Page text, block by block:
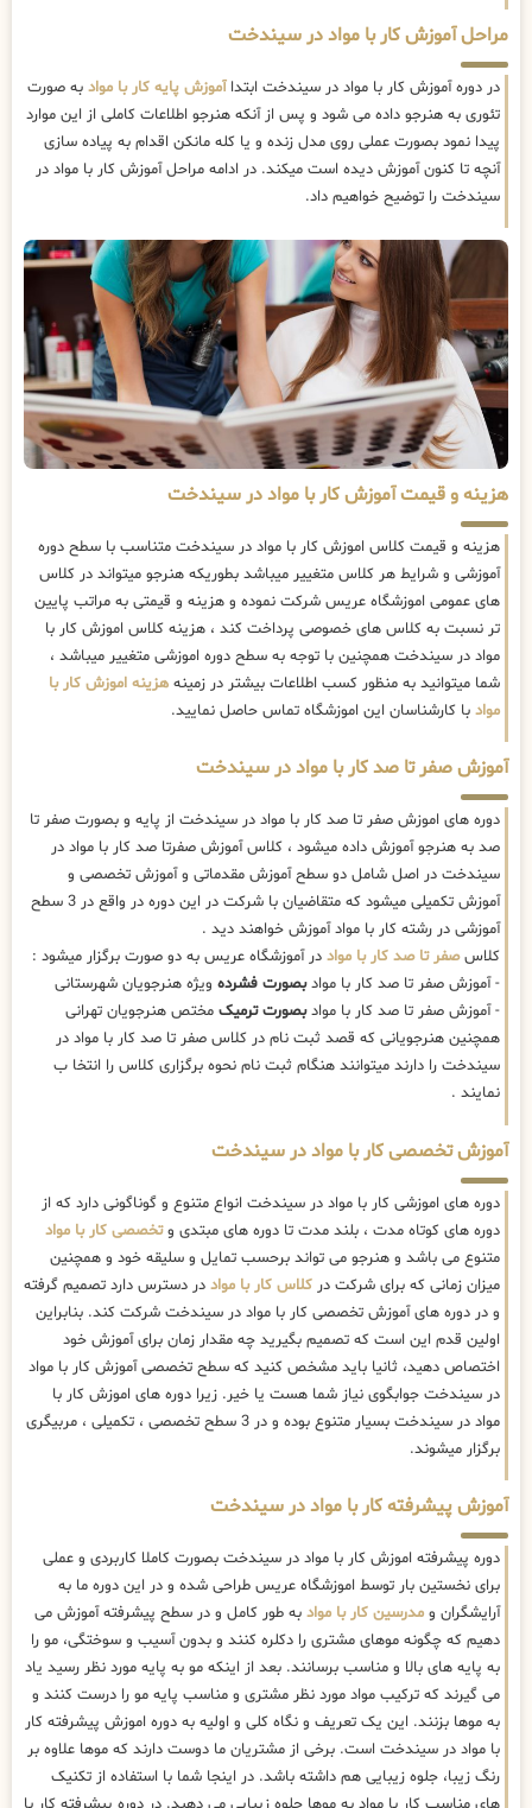
مراحل آموزش کار با مواد در سیندخت
در دوره آموزش کار با مواد در سیندخت ابتداآموزش پایه کار با مواد به صورت
تئوری به هنرجو داده می شود و پس از آنکه هنرجو اطلاعات کاملی از این موارد
پیدا نمود بصورت عملی روی مدل زنده و یا کله مانکن اقدام به پیاده سازی
آنچه تا کنون آموزش دیده است میکند. در ادامه مراحل آموزش کار با مواد در
سیندخت را توضیح خواهیم داد.
هزینه و قیمت آموزش کار با مواد در سیندخت
هزینه و قیمت کلاس اموزش کار با مواد در سیندخت متناسب با سطح دوره
آموزشی و شرایط هر کلاس متغییر میباشد بطوریکه هنرجو میتواند در کلاس
های عمومی اموزشگاه عریس شرکت نموده و هزینه و قیمتی به مراتب پایین
تر نسبت به کلاس های خصوصی پرداخت کند ، هزینه کلاس اموزش کار با
مواد در سیندخت همچنین با توجه به سطح دوره اموزشی متغییر میباشد ،
شما میتوانید به منظور کسب اطلاعات بیشتر در زمینه هزینه اموزش کار با
مواد با کارشناسان این اموزشگاه تماس حاصل نمایید.
آموزش صفر تا صد کار با مواد در سیندخت
دوره های اموزش صفر تا صد کار با مواد در سیندخت از پایه و بصورت صفر تا
صد به هنرجو آموزش داده میشود ، کلاس آموزش صفرتا صد کار با مواد در
سیندخت در اصل شامل دو سطح آموزش مقدماتی و آموزش تخصصی و
آموزش تکمیلی میشود که متقاضیان با شرکت در این دوره در واقع در 3 سطح
آموزشی در رشته کار با مواد آموزش خواهند دید .
کلاسصفر تا صد کار با مواد در آموزشگاه عریس به دو صورت برگزار میشود :
- آموزش صفر تا صد کار با موادبصورت فشرده ویژه هنرجویان شهرستانی
- آموزش صفر تا صد کار با موادبصورت ترمیک مختص هنرجویان تهرانی
همچنین هنرجویانی که قصد ثبت نام در کلاس صفر تا صد کار با مواد در
سیندخت را دارند میتوانند هنگام ثبت نام نحوه برگزاری کلاس را انتخا ب
نمایند .
آموزش تخصصی کار با مواد در سیندخت
دوره های اموزشی کار با مواد در سیندخت انواع متنوع و گوناگونی دارد که از
دوره های کوتاه مدت ، بلند مدت تا دوره های مبتدی وتخصصی کار با مواد
متنوع می باشد و هنرجو می تواند برحسب تمایل و سلیقه خود و همچنین
میزان زمانی که برای شرکت در کلاس کار با مواد در دسترس دارد تصمیم گرفته
و در دوره های آموزش تخصصی کار با مواد در سیندخت شرکت کند. بنابراین
اولین قدم این است که تصمیم بگیرید چه مقدار زمان برای آموزش خود
اختصاص دهید، ثانیا باید مشخص کنید که سطح تخصصی آموزش کار با مواد
در سیندخت جوابگوی نیاز شما هست یا خیر. زیرا دوره های اموزش کار با
مواد در سیندخت بسیار متنوع بوده و در 3 سطح تخصصی ، تکمیلی ، مربیگری
برگزار میشوند.
آموزش پیشرفته کار با مواد در سیندخت
دوره پیشرفته اموزش کار با مواد در سیندخت بصورت کاملا کاربردی و عملی
برای نخستین بار توسط اموزشگاه عریس طراحی شده و در این دوره ما به
آرایشگران و مدرسین کار با مواد به طور کامل و در سطح پیشرفته آموزش می
دهیم که چگونه موهای مشتری را دکلره کنند و بدون آسیب و سوختگی، مو را
به پایه های بالا و مناسب برسانند. بعد از اینکه مو به پایه مورد نظر رسید یاد
می گیرند که ترکیب مواد مورد نظر مشتری و مناسب پایه مو را درست کنند و
به موها بزنند. این یک تعریف و نگاه کلی و اولیه به دوره اموزش پیشرفته کار
با مواد در سیندخت است. برخی از مشتریان ما دوست دارند که موها علاوه بر
رنگ زیبا، جلوه زیبایی هم داشته باشد. در اینجا شما با استفاده از تکنیک